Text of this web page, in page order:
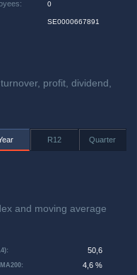
: 0
SE0000667891
profit, dividend,
R12 Quarter
and moving average
: 4,6 %
: 50,6